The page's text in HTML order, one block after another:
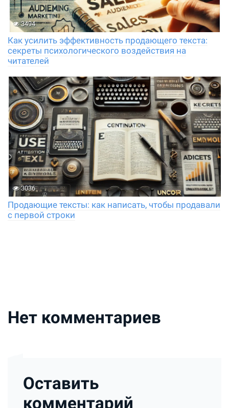
3494
Как усилить эффективность продающего текста:
секреты психологического воздействия на
читателей
3036
Продающие тексты: как написать, чтобы продавали
с первой строки
Нет комментариев
Оставить
комментарий